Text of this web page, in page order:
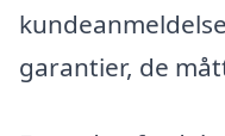
garantier, de